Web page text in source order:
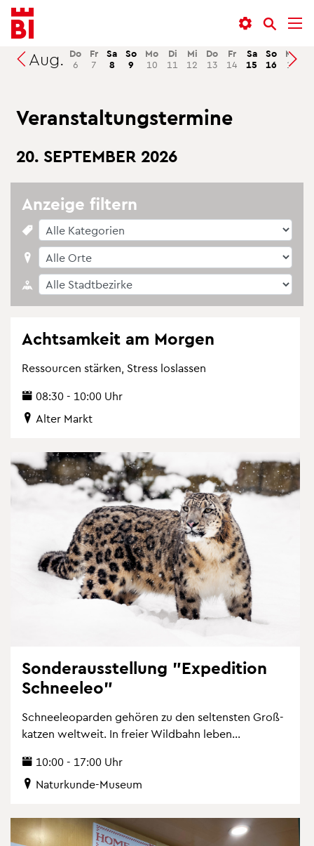
In­
halt
an­
sprin­
Menü
an­
sprin­
gen
Suche
an­
sprin­
gen
Suchen
Aug. Do
6
Fr
7
Sa
8
So
9
Mo
10
Di
11
Mi
12
Do
13
Fr
14
Sa
15
So
16
Mo
17
Ver­an­stal­tungs­ter­mi­ne
20. SEP­TEM­BER 2026
An­zei­ge fil­tern
Acht­sam­keit am Mor­gen
Res­sour­cen stär­ken, Stress los­las­sen
08:30 - 10:00 Uhr
Alter Markt
Son­der­aus­stel­lung "Ex­pe­di­ti­on
Schnee­leo"
Schnee­leo­par­den ge­hö­ren zu den sel­tens­ten Gro­ß­
kat­zen welt­weit. In frei­er Wild­bahn leben...
10:00 - 17:00 Uhr
Na­tur­kun­de-Mu­se­um